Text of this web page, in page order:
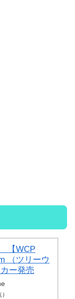
【WCP
（ツリーウ
ー発売